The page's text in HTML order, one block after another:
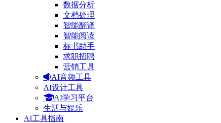
数据分析
文档处理
智能翻译
智能阅读
标书助手
求职招聘
营销工具
AI音频工具
AI设计工具
AI学习平台
生活与娱乐
AI工具指南